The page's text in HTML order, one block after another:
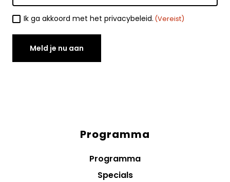
Toestemming
(Vereist)
Ik ga akkoord met het privacybeleid. (Vereist)
Meld je nu aan
Programma
Programma
Specials